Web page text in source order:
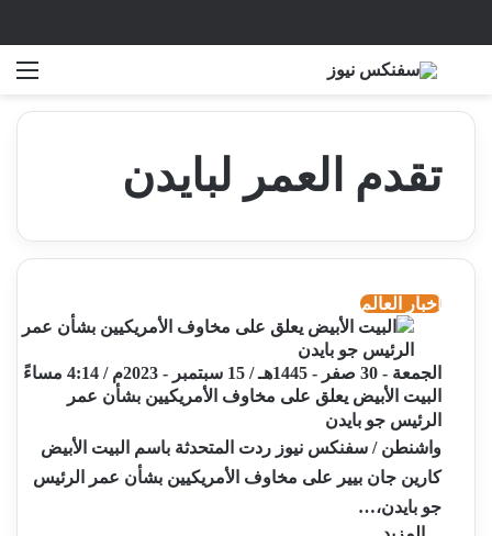
بحث عن
تقدم العمر لبايدن
أخبار العالم
الجمعة - 30 صفر - 1445هـ / 15 سبتمبر - 2023م / 4:14 مساءً
البيت الأبيض يعلق على مخاوف الأمريكيين بشأن عمر
الرئيس جو بايدن
واشنطن / سفنكس نيوز ردت المتحدثة باسم البيت الأبيض
كارين جان بيير على مخاوف الأمريكيين بشأن عمر الرئيس
جو بايدن،…